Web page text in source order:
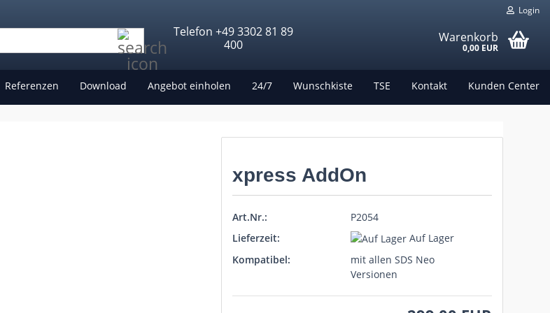
Login
Suche...Telefon +49 3302 81 89
400
Warenkorb
0,00 EUR
Referenzen Download Angebot einholen 24/7 Wunschkiste TSE Kontakt Kunden Center
xpress AddOn
Art.Nr.:
P2054
Lieferzeit:
Auf Lager
Kompatibel:
mit allen SDS Neo
Versionen